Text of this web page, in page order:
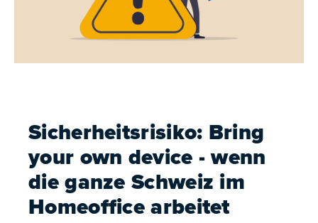
Sicherheitsrisiko: Bring
your own device - wenn
die ganze Schweiz im
Homeoffice arbeitet